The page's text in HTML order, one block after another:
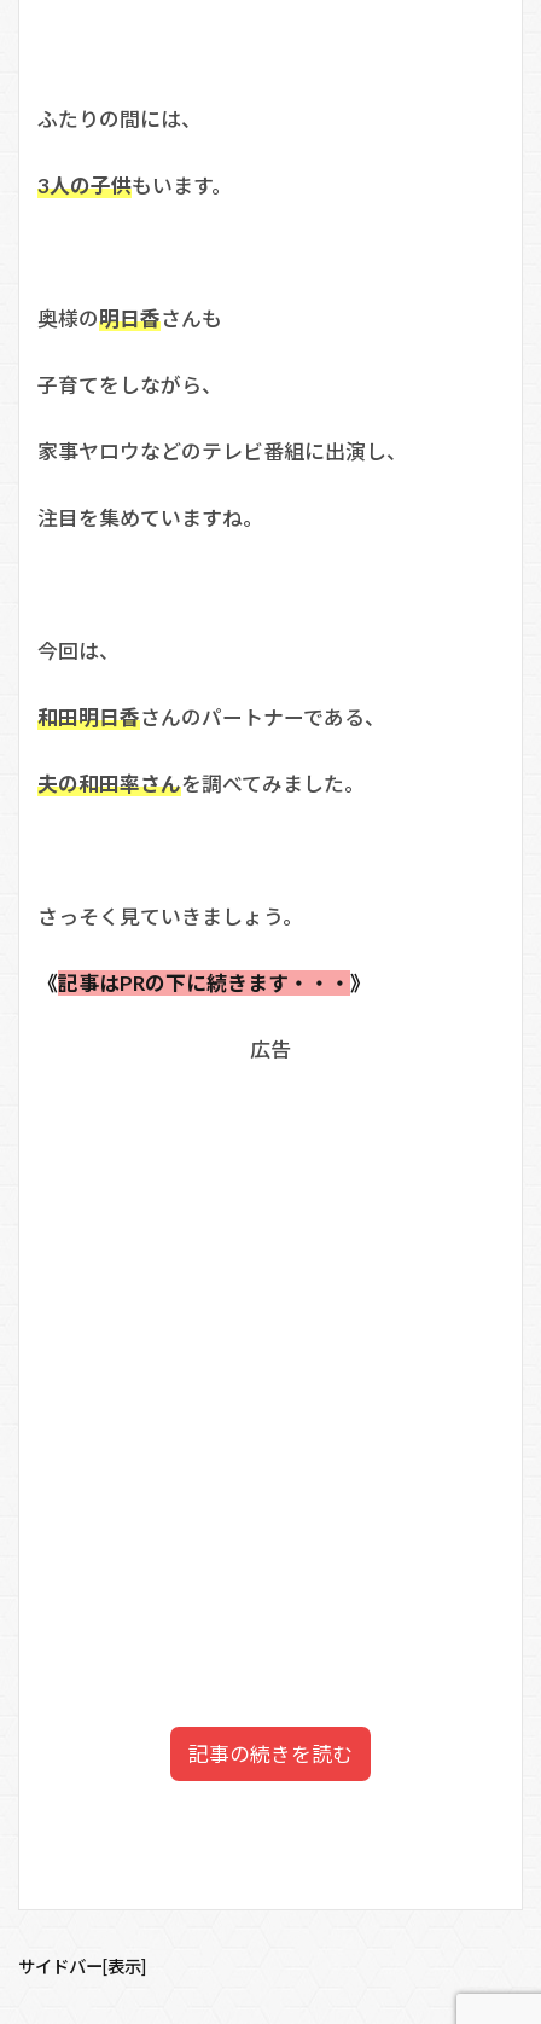
ふたりの間には、
3人の子供もいます。
奥様の明日香さんも
子育てをしながら、
家事ヤロウなどのテレビ番組に出演し、
注目を集めていますね。
今回は、
和田明日香さんのパートナーである、
夫の和田率さんを調べてみました。
さっそく見ていきましょう。
《記事はPRの下に続きます・・・ 》
広告
記事の続きを読む
1 和田明日香の夫は和田率（平野レミの息子）
サイドバー[表示]